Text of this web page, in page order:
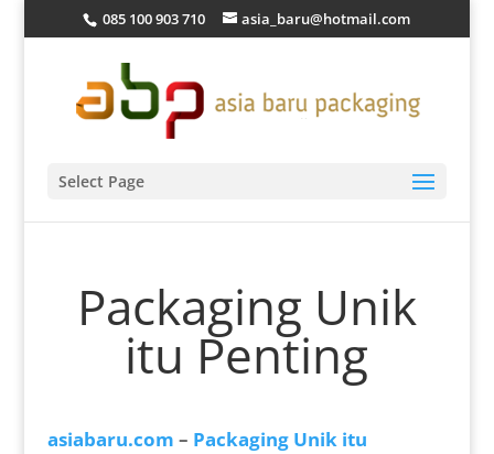
085 100 903 710 asia_baru@hotmail.com
Select Page
Packaging Unik
itu Penting
asiabaru.com – Packaging Unik itu